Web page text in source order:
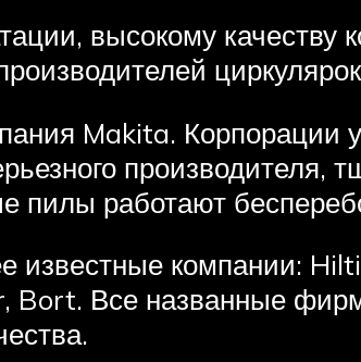
высокому
Makita.
пилы работают
известные компании:
Bort. Все названные